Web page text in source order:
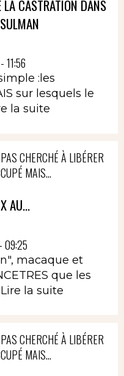
LA CASTRATION DANS
:les
sur lesquels le
la suite
CHERCHÉ À LIBÉRER
MAIS...
AU...
macaque et
que les
Lire la suite
CHERCHÉ À LIBÉRER
MAIS...